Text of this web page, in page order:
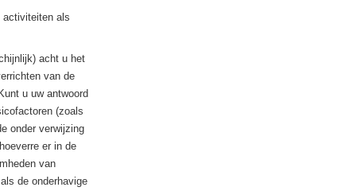
activiteiten als
acht u het
van de
u uw antwoord
(zoals
onder verwijzing
er in de
van
de onderhavige